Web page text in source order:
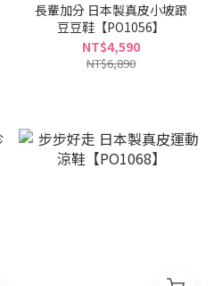
長輩加分 日本製真皮小坡跟
豆豆鞋【PO1056】
NT$4,590
NT$6,890